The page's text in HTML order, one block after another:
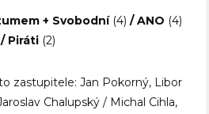
+ Svobodní (4) / ANO (4)
/ Piráti (2)
zastupitele: Jan Pokorný, Libor
Chalupský / Michal Cihla,